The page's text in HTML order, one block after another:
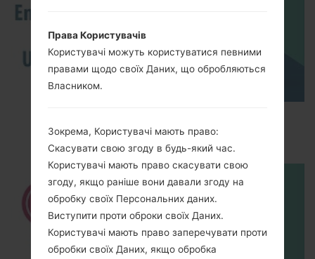
Debugging on LG ?
Права Користувачів
Користувачі можуть користуватися певними
правами щодо своїх Даних, що обробляються
Власником.
Зокрема, Користувачі мають право:
Скасувати свою згоду в будь-який час.
Користувачі мають право скасувати свою
згоду, якщо раніше вони давали згоду на
обробку своїх Персональних даних.
Виступити проти оброки своїх Даних.
Користувачі мають право заперечувати проти
обробки своїх Даних, якщо обробка